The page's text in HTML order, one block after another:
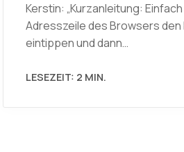
Kerstin: „Kurzanleitung: Einfach
Adresszeile des Browsers
eintippen und dann…
LESEZEIT: 2 MIN.